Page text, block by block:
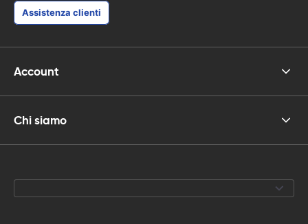
Assistenza clienti
Account
Chi siamo